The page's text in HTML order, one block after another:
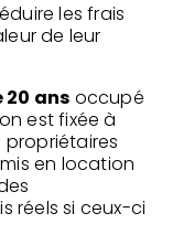
les frais
de leur
20 ans occupé
est fixée à
propriétaires
en location
réels si ceux-ci